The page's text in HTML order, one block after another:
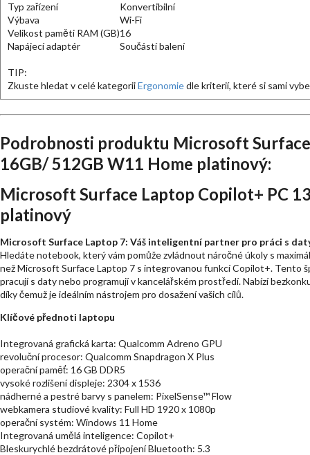
Typ zařízení
Konvertibilní
Výbava
Wi-Fi
Velikost paměti RAM (GB)16
Napájecí adaptér
Součástí balení
TIP:
Zkuste hledat v celé kategoriiErgonomiedle kriterií, které si sami
Podrobnosti produktu Microsoft
16GB/ 512GB W11 Home platinový:
Microsoft Surface Laptop Copilot+ PC
platinový
Microsoft Surface Laptop 7: Váš inteligentní partner pro práci s
Hledáte notebook, který vám pomůže zvládnout náročné úkoly s
než Microsoft Surface Laptop 7 s integrovanou funkcí Copilot+. Tento
pracují s daty nebo programují v kancelářském prostředí. Nabízí
díky čemuž je ideálním nástrojem pro dosažení vašich cílů.
Klíčové přednoti laptopu
Integrovaná grafická karta: Qualcomm Adreno GPU
revoluční procesor: Qualcomm Snapdragon X Plus
operační paměť: 16 GB DDR5
vysoké rozlišení displeje: 2304 x 1536
nádherné a pestré barvy s panelem: PixelSense™ Flow
webkamera studiové kvality: Full HD 1920 x 1080p
operační systém: Windows 11 Home
Integrovaná umělá inteligence: Copilot+
Bleskurychlé bezdrátové připojení Bluetooth: 5.3